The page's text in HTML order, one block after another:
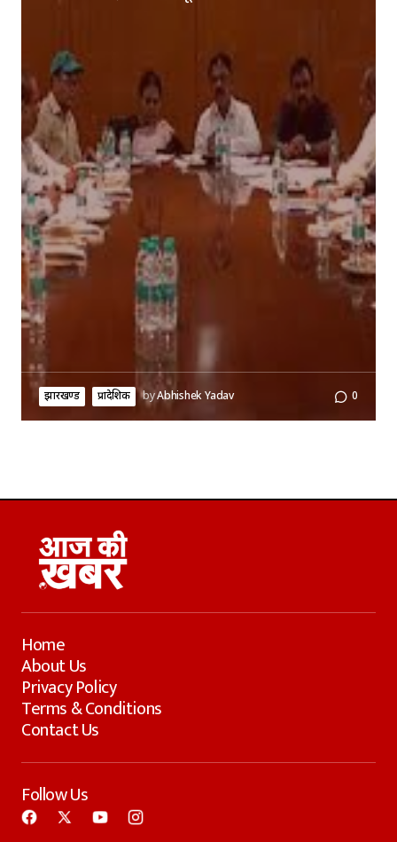
झारखण्ड प्रादेशिक byAbhishek Yadav 0
Home
About Us
Privacy Policy
Terms & Conditions
Contact Us
Follow Us